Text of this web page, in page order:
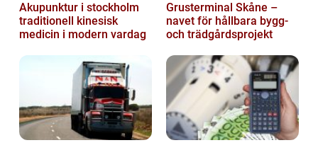
Akupunktur i stockholm
traditionell kinesisk
medicin i modern vardag
Grusterminal Skåne –
navet för hållbara bygg-
och trädgårdsprojekt